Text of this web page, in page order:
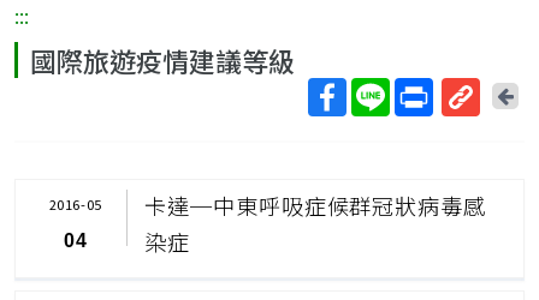
:::
國際旅遊疫情建議等級
網
回
卡達─中東呼吸症候群冠狀病毒感
染症
2016-05
04